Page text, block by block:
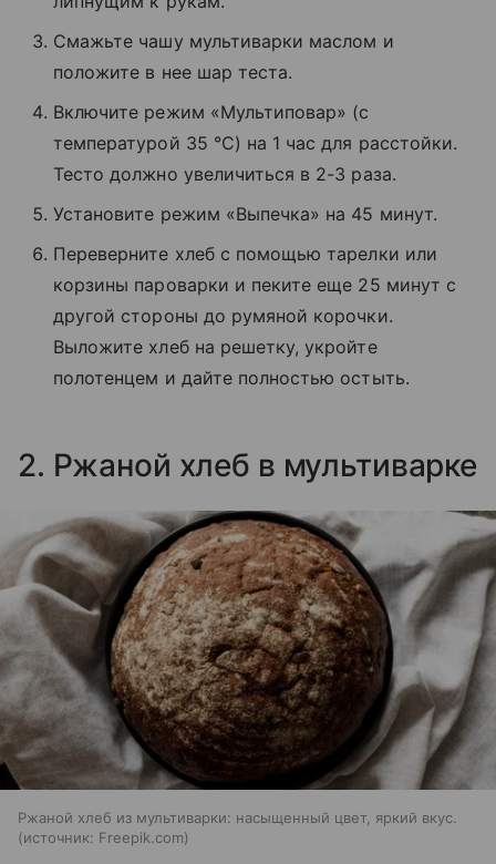
Смажьте чашу мультиварки маслом и
положите в нее шар теста.
Включите режим «Мультиповар» (с
температурой 35 °C) на 1 час для расстойки.
Тесто должно увеличиться в 2-3 раза.
Установите режим «Выпечка» на 45 минут.
Переверните хлеб с помощью тарелки или
корзины пароварки и пеките еще 25 минут с
другой стороны до румяной корочки.
Выложите хлеб на решетку, укройте
полотенцем и дайте полностью остыть.
2. Ржаной хлеб в мультиварке
Ржаной хлеб из мультиварки: насыщенный цвет, яркий вкус.
источник: Freepik.com